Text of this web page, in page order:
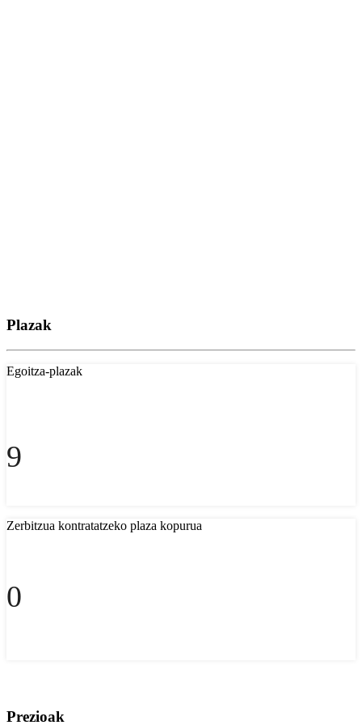
Plazak
Egoitza-plazak
9
Zerbitzua kontratatzeko plaza kopurua
0
Prezioak